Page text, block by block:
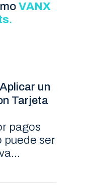
VANX
.
un
Tarjeta
pagos
puede ser